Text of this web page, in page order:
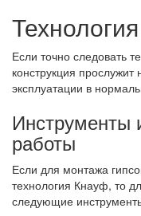
Если точно следовать
конструкция
эксплуатации в
Инструменты
работы
Если для монтажа
технология Кнауф, то
следующие